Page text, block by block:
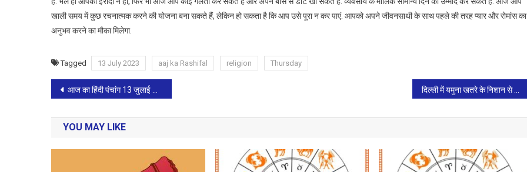
खाली समय में कुछ रचनात्मक करने की योजना बना सकते हैं, लेकिन हो सकता है कि आप उसे पूरा न कर पाएं. आपको अपने जीवनसाथी के साथ पहले की तरह प्यार और रोमांस का
अनुभव करने का मौका मिलेगा.
Tagged 13 July 2023 aaj ka Rashifal religion Thursday
Post
navigation
आज का हिंदी पंचांग 13 जुलाई 2023;गुरुवार
YOU MAY LIKE